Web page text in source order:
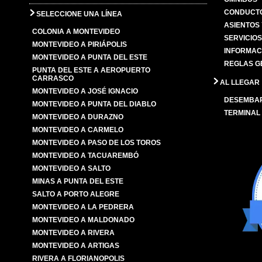
SELECCIONE UNA LÍNEA
COLONIA A MONTEVIDEO
MONTEVIDEO A PIRIÁPOLIS
MONTEVIDEO A PUNTA DEL ESTE
PUNTA DEL ESTE A AEROPUERTO
CARRASCO
MONTEVIDEO A JOSÉ IGNACIO
MONTEVIDEO A PUNTA DEL DIABLO
MONTEVIDEO A DURAZNO
MONTEVIDEO A CARMELO
MONTEVIDEO A PASO DE LOS TOROS
MONTEVIDEO A TACUAREMBÓ
MONTEVIDEO A SALTO
MINAS A PUNTA DEL ESTE
SALTO A PORTO ALEGRE
MONTEVIDEO A LA PEDRERA
MONTEVIDEO A MALDONADO
MONTEVIDEO A RIVERA
MONTEVIDEO A ARTIGAS
RIVERA A FLORIANOPOLIS
ASIENTOS
REGLAS
AL LLEGAR